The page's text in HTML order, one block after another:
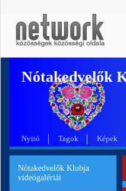
Nótakedvelők
Nyitó Tagok Képek
Nótakedvelők Klubja
videógalériái